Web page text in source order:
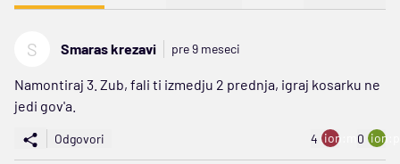
S Smaras krezavi pre 9 meseci
Namontiraj 3. Zub, fali ti izmedju 2 prednja, igraj kosarku ne
jedi gov'a.
Odgovori 4 ion:minus
0